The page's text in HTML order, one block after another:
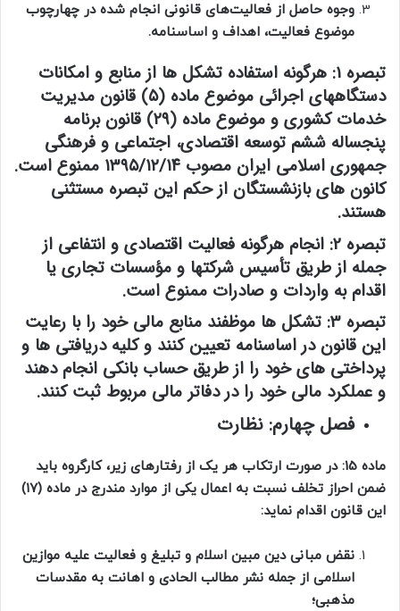
وجوه حاصل از فعالیت‌های قانونی انجام شده در چهارچوب
موضوع فعالیت، اهداف و اساسنامه.
تبصره 1: هرگونه استفاده تشکل ها از منابع و امکانات
دستگاههای اجرائی موضوع ماده (۵) قانون مدیریت
خدمات کشوری و موضوع ماده (۲۹) قانون برنامه
پنجساله ششم توسعه اقتصادی، اجتماعی و فرهنگی
جمهوری اسلامی ایران مصوب ۱۳۹۵/۱۲/۱۴ ممنوع است.
کانون های بازنشستگان از حکم این تبصره مستثنی
هستند.
تبصره 2: انجام هرگونه فعالیت اقتصادی و انتفاعی از
جمله از طریق تأسیس شرکتها و مؤسسات تجاری یا
اقدام به واردات و صادرات‌ ممنوع است.
تبصره 3: تشکل ها موظفند منابع مالی خود را با رعایت
این قانون در اساسنامه تعیین کنند و کلیه دریافتی ‌ها و
پرداختی‌ های خود را از طریق حساب بانکی انجام دهند
و عملکرد مالی خود را در دفاتر مالی مربوط ثبت کنند.
فصل چهارم: نظارت
ماده 15: در صورت ارتکاب هر یک از رفتارهای زیر، کارگروه باید
ضمن احراز تخلف نسبت به اعمال یکی از موارد مندرج در ماده (۱۷)
این قانون اقدام نماید:
نقض مبانی دین مبین اسلام و تبلیغ و فعالیت علیه موازین
اسلامی از جمله نشر مطالب الحادی و اهانت به مقدسات
مذهبی؛